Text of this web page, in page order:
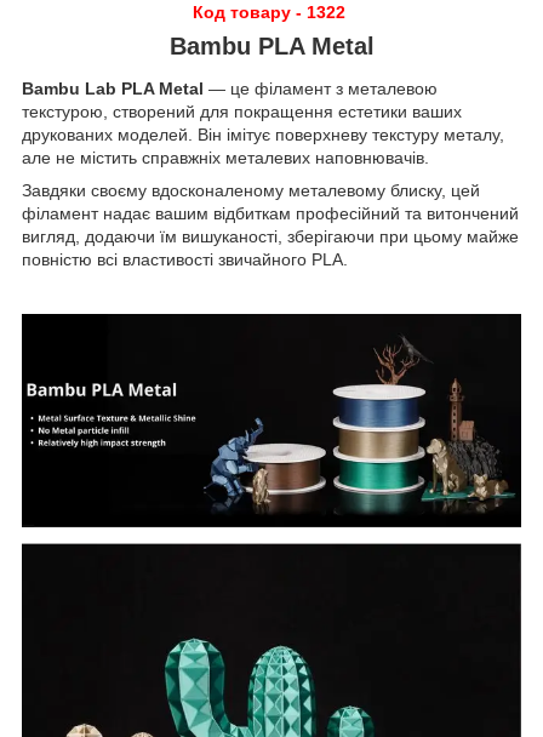
Код товару - 1322
Bambu PLA Metal
Bambu Lab PLA Metal — це філамент з металевою
текстурою, створений для покращення естетики ваших
друкованих моделей. Він імітує поверхневу текстуру металу,
але не містить справжніх металевих наповнювачів.
Завдяки своєму вдосконаленому металевому блиску, цей
філамент надає вашим відбиткам професійний та витончений
вигляд, додаючи їм вишуканості, зберігаючи при цьому майже
повністю всі властивості звичайного PLA.